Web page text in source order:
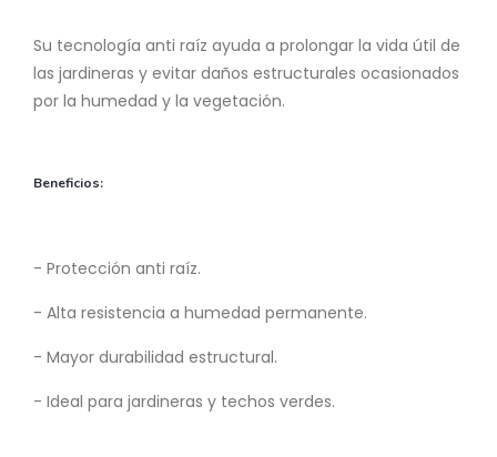
Su tecnología anti raíz ayuda a prolongar la vida útil de
las jardineras y evitar daños estructurales ocasionados
por la humedad y la vegetación.
Beneficios:
- Protección anti raíz.
- Alta resistencia a humedad permanente.
- Mayor durabilidad estructural.
- Ideal para jardineras y techos verdes.